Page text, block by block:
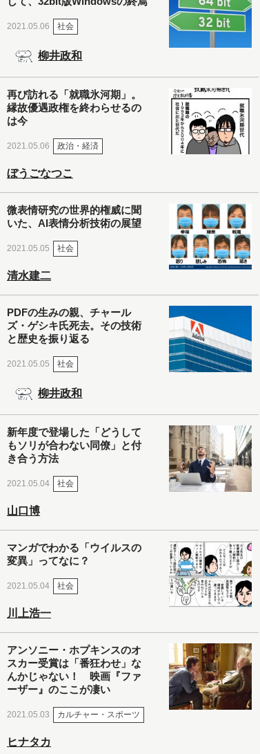
2021.05.06 社会
柳井政和
再び訪れる「就職氷河期」。
縁故優遇政権を終わらせるの
は今
2021.05.06 政治・経済
ぼうごなつこ
微表情研究の世界的権威に聞
いた、AI表情分析技術の展望
2021.05.05 社会
清水建二
PDFの生みの親、チャール
ズ・ゲシキ氏死去。その技術
と歴史を振り返る
2021.05.05 社会
柳井政和
新年度で登場した「どうして
もソリが合わない同僚」と付
き合う方法
2021.05.04 社会
山口博
マンガでわかる「ウイルスの
変異」ってなに？
2021.05.04 社会
川上浩一
アンソニー・ホプキンスのオ
スカー受賞は「番狂わせ」な
んかじゃない！ 映画『ファ
ーザー』のここが凄い
2021.05.03 カルチャー・スポーツ
ヒナタカ